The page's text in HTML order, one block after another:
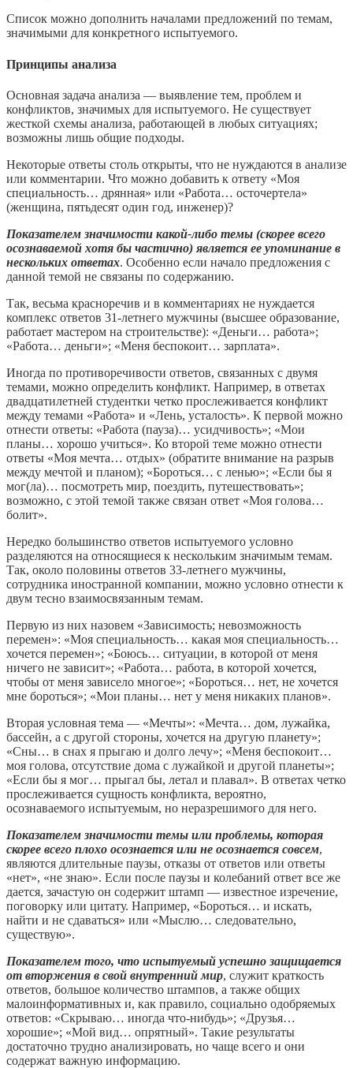
Список можно дополнить началами предложений по темам,
значимыми для конкретного испытуемого.
Принципы анализа
Основная задача анализа — выявление тем, проблем и
конфликтов, значимых для испытуемого. Не существует
жесткой схемы анализа, работающей в любых ситуациях;
возможны лишь общие подходы.
Некоторые ответы столь открыты, что не нуждаются в анализе
или комментарии. Что можно добавить к ответу «Моя
специальность… дрянная» или «Работа… осточертела»
(женщина, пятьдесят один год, инженер)?
Показателем значимости какой-либо темы (скорее всего
осознаваемой хотя бы частично) является ее упоминание в
нескольких ответах. Особенно если начало предложения с
данной темой не связаны по содержанию.
Так, весьма красноречив и в комментариях не нуждается
комплекс ответов 31-летнего мужчины (высшее образование,
работает мастером на строительстве): «Деньги… работа»;
«Работа… деньги»; «Меня беспокоит… зарплата».
Иногда по противоречивости ответов, связанных с двумя
темами, можно определить конфликт. Например, в ответах
двадцатилетней студентки четко прослеживается конфликт
между темами «Работа» и «Лень, усталость». К первой можно
отнести ответы: «Работа (пауза)… усидчивость»; «Мои
планы… хорошо учиться». Ко второй теме можно отнести
ответы «Моя мечта… отдых» (обратите внимание на разрыв
между мечтой и планом); «Бороться… с ленью»; «Если бы я
мог(ла)… посмотреть мир, поездить, путешествовать»;
возможно, с этой темой также связан ответ «Моя голова…
болит».
Нередко большинство ответов испытуемого условно
разделяются на относящиеся к нескольким значимым темам.
Так, около половины ответов 33-летнего мужчины,
сотрудника иностранной компании, можно условно отнести к
двум тесно взаимосвязанным темам.
Первую из них назовем «Зависимость; невозможность
перемен»: «Моя специальность… какая моя специальность…
хочется перемен»; «Боюсь… ситуации, в которой от меня
ничего не зависит»; «Работа… работа, в которой хочется,
чтобы от меня зависело многое»; «Бороться… нет, не хочется
мне бороться»; «Мои планы… нет у меня никаких планов».
Вторая условная тема — «Мечты»: «Мечта… дом, лужайка,
бассейн, а с другой стороны, хочется на другую планету»;
«Сны… в снах я прыгаю и долго лечу»; «Меня беспокоит…
моя голова, отсутствие дома с лужайкой и другой планеты»;
«Если бы я мог… прыгал бы, летал и плавал». В ответах четко
прослеживается сущность конфликта, вероятно,
осознаваемого испытуемым, но неразрешимого для него.
Показателем значимости темы или проблемы, которая
скорее всего плохо осознается или не осознается совсем,
являются длительные паузы, отказы от ответов или ответы
«нет», «не знаю». Если после паузы и колебаний ответ все же
дается, зачастую он содержит штамп — известное изречение,
поговорку или цитату. Например, «Бороться… и искать,
найти и не сдаваться» или «Мыслю… следовательно,
существую».
Показателем того, что испытуемый успешно защищается
от вторжения в свой внутренний мир, служит краткость
ответов, большое количество штампов, а также общих
малоинформативных и, как правило, социально одобряемых
ответов: «Скрываю… иногда что-нибудь»; «Друзья…
хорошие»; «Мой вид… опрятный». Такие результаты
достаточно трудно анализировать, но чаще всего и они
содержат важную информацию.